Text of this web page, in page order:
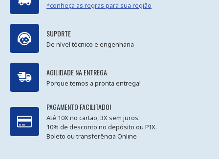
*conheça as regras para sua região
SUPORTE
De nível técnico e engenharia
AGILIDADE NA ENTREGA
Porque temos a pronta entrega!
PAGAMENTO FACILITADO!
Até 10X no cartão, 3X sem juros.
10% de desconto no depósito ou PIX.
Boleto ou transferência Online